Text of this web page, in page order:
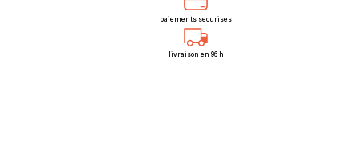
paiements securises
livraison en 96 h